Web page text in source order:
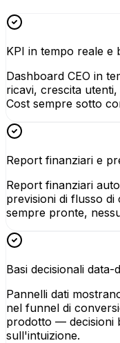
KPI in tempo reale e
Dashboard CEO in
ricavi, crescita
Cost sempre sotto
Report finanziari e
Report finanziari
previsioni di flusso
sempre pronte,
Basi decisionali data-
Pannelli dati
nel funnel di
prodotto — decisioni
sull'intuizione.